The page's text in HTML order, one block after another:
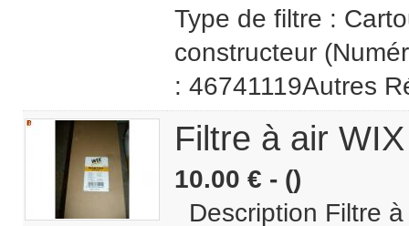
Type de filtre :
constructeur
: 46741119Autres
Filtre à air
10.00 € - ()
Description Filtre